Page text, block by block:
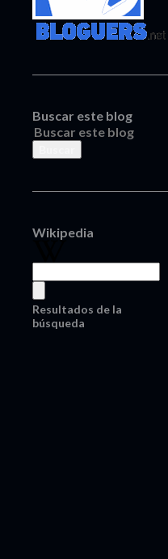
Buscar este blog
Wikipedia
Resultados de la
búsqueda